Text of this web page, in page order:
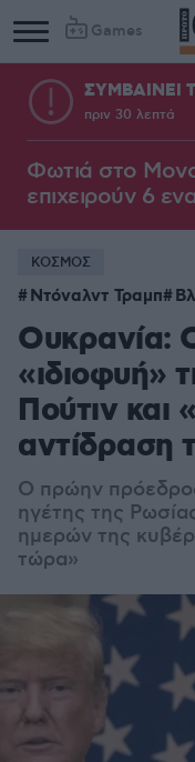
Games
Column
1
Column
2
ΣΥΜΒΑΙΝΕΙ
πριν 30 λεπτά
Φωτιά στο
επιχειρούν 6
ΚΟΣΜΟΣ
Ντόναλντ Τραμπ
Ουκρανία:
«ιδιοφυή»
Πούτιν και
αντίδραση
Ο πρώην
ηγέτης της
ημερών της
τώρα»